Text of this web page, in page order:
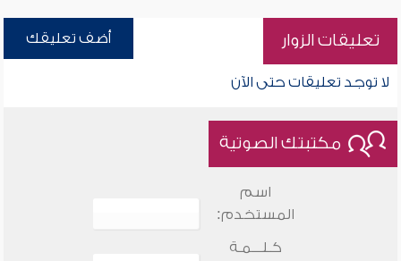
تعليقات الزوار أضف تعليقك
لا توجد تعليقات حتى الآن
مكتبتك الصوتية
اسم
المستخدم:
كـلـــمـة